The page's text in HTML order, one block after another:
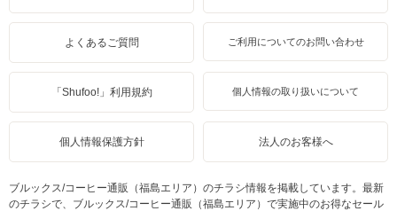
よくあるご質問 ご利用についてのお問い合わせ
「Shufoo!」利用規約 個人情報の取り扱いについて
個人情報保護方針 法人のお客様へ
ブルックス/コーヒー通販（福島エリア）のチラシ情報を掲載しています。最新
のチラシで、ブルックス/コーヒー通販（福島エリア）で実施中のお得なセール